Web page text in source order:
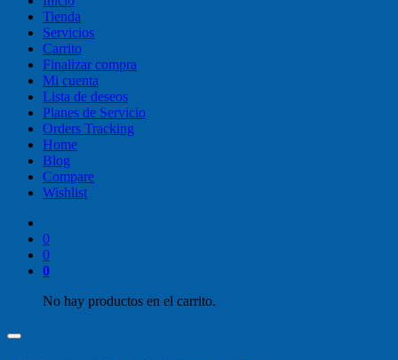
Tienda
Servicios
Carrito
Finalizar compra
Mi cuenta
Lista de deseos
Planes de Servicio
Orders Tracking
Home
Blog
Compare
Wishlist
0
0
0
No hay productos en el carrito.